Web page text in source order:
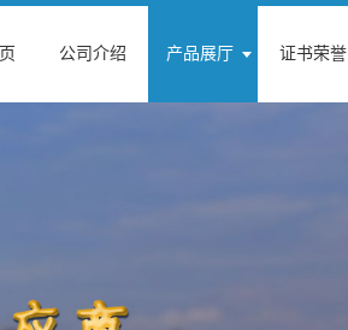
公司介绍 产品展厅 证书荣誉